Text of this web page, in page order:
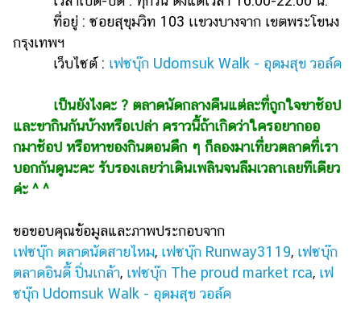
ที่อยู่ : ซอยสุขุมวิท 103 เเขวงบางจาก เขตพระโขนง
กรุงเทพฯ
เว็บไซต์ : เฟซบุ๊ก Udomsuk Walk - อุดมสุข วอล์ค
เป็นยังไงคะ ? ตลาดนัดกลางคืนแต่ละที่ถูกใจขาช้อป
และขากินกันบ้างหรือเปล่า คราวนี้ถ้าเกิดว่าใครอยากออ
กมาช้อป หรือหาของกินตอนดึก ๆ ก็ลองมาเที่ยวตลาดที่เรา
บอกกันดูนะคะ รับรองเลยว่าเดินเพลินจนลืมเวลาเลยทีเดียว
ค่ะ ^ ^
ขอขอบคุณข้อมูลและภาพประกอบจาก
เฟซบุ๊ก ตลาดนัดสายไหม, เฟซบุ๊ก Runway3119, เฟซบุ๊ก
ตลาดอินดี้ ปิ่นเกล้า, เฟซบุ๊ก The proud market rca, เฟ
ซบุ๊ก Udomsuk Walk - อุดมสุข วอล์ค